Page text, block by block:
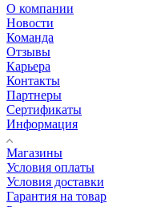
О компании
Новости
Команда
Отзывы
Карьера
Контакты
Партнеры
Сертификаты
Информация
Магазины
Условия оплаты
Условия доставки
Гарантия на товар